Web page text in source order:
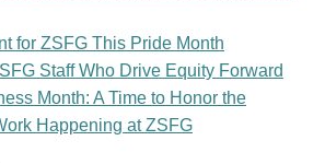
for ZSFG This Pride Month
Staff Who Drive Equity Forward
Month: A Time to Honor the
Happening at ZSFG